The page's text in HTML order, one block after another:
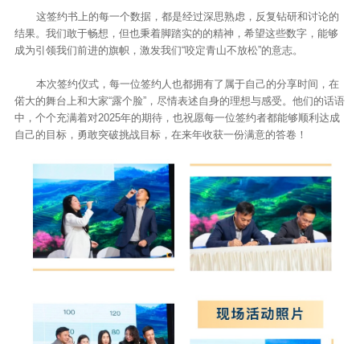
这签约书上的每一个数据，都是经过深思熟虑，反复钻研和讨论的
结果。我们敢于畅想，但也秉着脚踏实的的精神，希望这些数字，能够
成为引领我们前进的旗帜，激发我们“咬定青山不放松”的意志。
本次签约仪式，每一位签约人也都拥有了属于自己的分享时间，在
偌大的舞台上和大家“露个脸”，尽情表述自身的理想与感受。他们的话语
中，个个充满着对2025年的期待，也祝愿每一位签约者都能够顺利达成
自己的目标，勇敢突破挑战目标，在来年收获一份满意的答卷！